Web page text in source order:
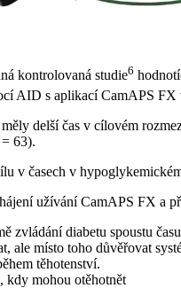
kontrolovaná studie6
AID s aplikací CamAPS
delší čas v cílovém
63).
v časech v
užívání CamAPS FX a
zvládání diabetu spoustu
místo toho důvěřovat
těhotenství.
kdy mohou otěhotnět